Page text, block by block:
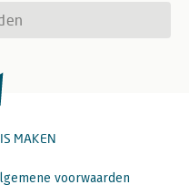
MAKEN
voorwaarden